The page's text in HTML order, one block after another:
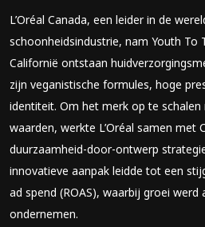
L’Oréal Canada, een leider in de
schoonheidsindustrie, nam Youth To
Californië ontstaan
zijn veganistische formules, hoge
identiteit. Om het merk op te
waarden, werkte L’Oréal samen met
duurzaamheid-door-ontwerp
innovatieve aanpak leidde tot een
ad spend (ROAS), waarbij groei
ondernemen.